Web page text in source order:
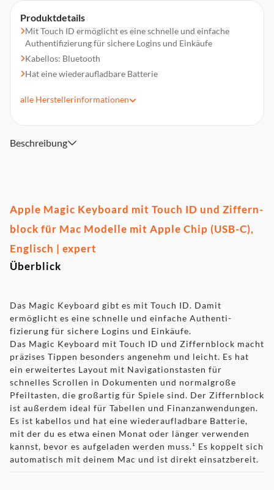
Produktdetails
Mit Touch ID ermöglicht es eine schnelle und einfache
Authenti­fizierung für sichere Logins und Einkäufe
Kabellos: Bluetooth
Hat eine wieder­aufladbare Batterie
Koppelt sich automatisch mit deinem Mac und ist direkt
Abmessungen (BxTxH): 418,7 x 114,9 x 10,9 mm
alle Herstellerinformationen
Beschreibung
Apple Magic Keyboard mit Touch ID und Ziffern­
block für Mac Modelle mit Apple Chip (USB-C),
Englisch | expert
Überblick
Das Magic Keyboard gibt es mit Touch ID. Damit
ermöglicht es eine schnelle und einfache Authenti­
fizierung für sichere Logins und Einkäufe.
Das Magic Keyboard mit Touch ID und Ziffernblock macht
präzises Tippen besonders angenehm und leicht. Es hat
ein erweitertes Layout mit Navigations­tasten für
schnelles Scrollen in Dokumenten und normal­große
Pfeiltasten, die großartig für Spiele sind. Der Ziffernblock
ist außerdem ideal für Tabellen und Finanz­anwendungen.
Es ist kabellos und hat eine wieder­aufladbare Batterie,
mit der du es etwa einen Monat oder länger verwenden
kannst, bevor es aufgeladen werden muss.¹ Es koppelt sich
automatisch mit deinem Mac und ist direkt einsatzbereit.